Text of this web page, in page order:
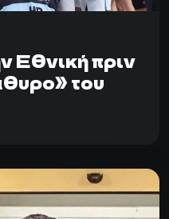
Εθνική πριν
του